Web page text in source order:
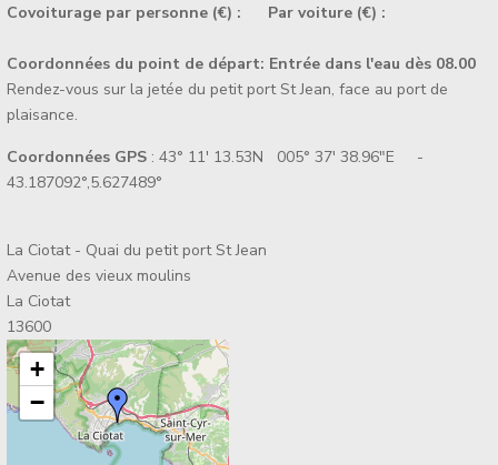
Covoiturage par personne (€) :
Par voiture (€) :
Coordonnées du point de départ: Entrée dans l'eau dès 08.00
Rendez-vous sur la jetée du petit port St Jean, face au port de
plaisance.
Coordonnées GPS : 43° 11' 13.53N 005° 37' 38.96"E -
43.187092°,5.627489°
La Ciotat - Quai du petit port St Jean
Avenue des vieux moulins
La Ciotat
13600
+
−